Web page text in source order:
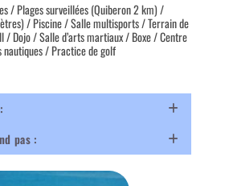
/ Plages surveillées (Quiberon 2 km) /
/ Piscine / Salle multisports / Terrain de
/ Dojo / Salle d’arts martiaux / Boxe / Centre
nautiques / Practice de golf
pas :